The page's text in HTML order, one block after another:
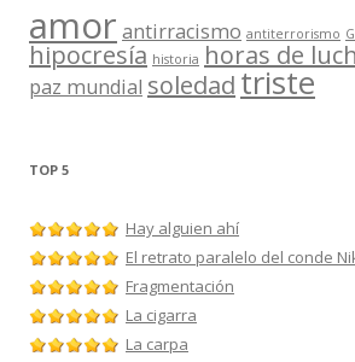
amor antirracismo antiterrorismo
hipocresía historia horas de
paz mundial soledad triste
TOP 5
Hay alguien ahí
El retrato paralelo del conde
Fragmentación
La cigarra
La carpa